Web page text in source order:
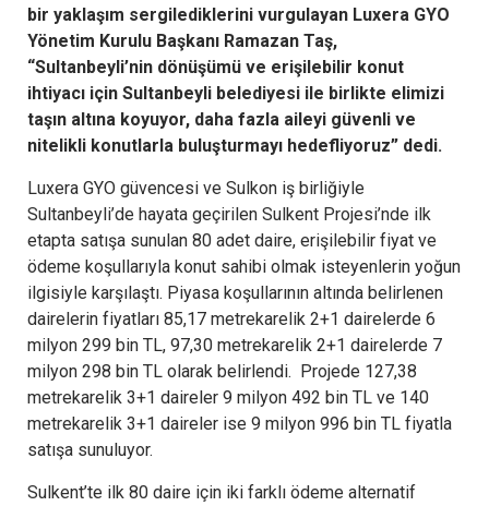
bir yaklaşım sergilediklerini vurgulayan Luxera GYO
Yönetim Kurulu Başkanı Ramazan Taş,
“Sultanbeyli’nin dönüşümü ve erişilebilir konut
ihtiyacı için Sultanbeyli belediyesi ile birlikte elimizi
taşın altına koyuyor, daha fazla aileyi güvenli ve
nitelikli konutlarla buluşturmayı hedefliyoruz” dedi.
Luxera GYO güvencesi ve Sulkon iş birliğiyle
Sultanbeyli’de hayata geçirilen Sulkent Projesi’nde ilk
etapta satışa sunulan 80 adet daire, erişilebilir fiyat ve
ödeme koşullarıyla konut sahibi olmak isteyenlerin yoğun
ilgisiyle karşılaştı. Piyasa koşullarının altında belirlenen
dairelerin fiyatları 85,17 metrekarelik 2+1 dairelerde 6
milyon 299 bin TL, 97,30 metrekarelik 2+1 dairelerde 7
milyon 298 bin TL olarak belirlendi. Projede 127,38
metrekarelik 3+1 daireler 9 milyon 492 bin TL ve 140
metrekarelik 3+1 daireler ise 9 milyon 996 bin TL fiyatla
satışa sunuluyor.
Sulkent’te ilk 80 daire için iki farklı ödeme alternatif